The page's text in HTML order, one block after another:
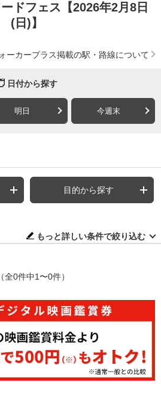
ドフェス【2026年2月8日
(日)】
ーカープラス掲載の駅・路線について
日付から探す
明日 今週末
目的から探す
もっと詳しい条件で絞り込む
（全0件中1〜0件）